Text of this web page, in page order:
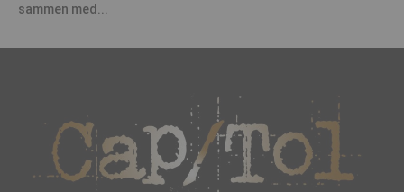
sammen med...